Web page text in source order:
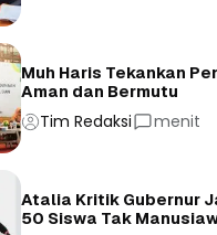
Muh Haris Tekankan
Aman dan Bermutu
Tim Redaksi menit
Atalia Kritik Gubernur
50 Siswa Tak